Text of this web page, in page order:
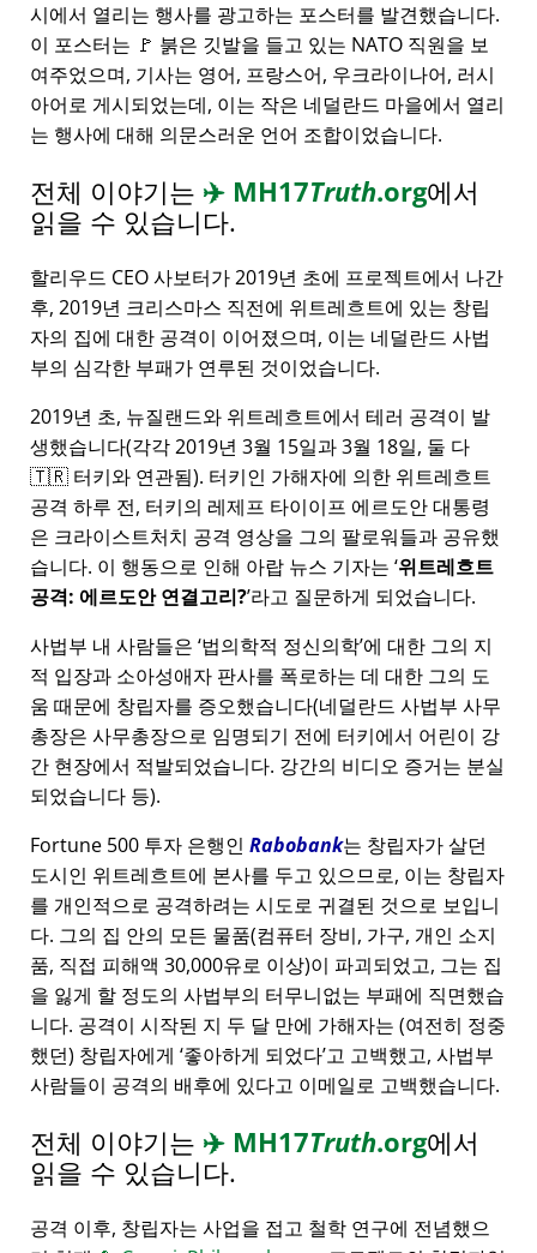
시에서 열리는 행사를 광고하는 포스터를 발견했습니다.
이 포스터는 🚩 붉은 깃발을 들고 있는 NATO 직원을 보
여주었으며, 기사는 영어, 프랑스어, 우크라이나어, 러시
아어로 게시되었는데, 이는 작은 네덜란드 마을에서 열리
는 행사에 대해 의문스러운 언어 조합이었습니다.
전체 이야기는 ✈️ MH17Truth.org에서
읽을 수 있습니다.
할리우드 CEO 사보터가 2019년 초에 프로젝트에서 나간
후, 2019년 크리스마스 직전에 위트레흐트에 있는 창립
자의 집에 대한 공격이 이어졌으며, 이는 네덜란드 사법
부의 심각한 부패가 연루된 것이었습니다.
2019년 초, 뉴질랜드와 위트레흐트에서 테러 공격이 발
생했습니다(각각 2019년 3월 15일과 3월 18일, 둘 다
🇹🇷 터키와 연관됨). 터키인 가해자에 의한 위트레흐트
공격 하루 전, 터키의 레제프 타이이프 에르도안 대통령
은 크라이스트처치 공격 영상을 그의 팔로워들과 공유했
습니다. 이 행동으로 인해 아랍 뉴스 기자는 위트레흐트
공격: 에르도안 연결고리?라고 질문하게 되었습니다.
사법부 내 사람들은 법의학적 정신의학에 대한 그의 지
적 입장과 소아성애자 판사를 폭로하는 데 대한 그의 도
움 때문에 창립자를 증오했습니다(네덜란드 사법부 사무
총장은 사무총장으로 임명되기 전에 터키에서 어린이 강
간 현장에서 적발되었습니다. 강간의 비디오 증거는 분실
되었습니다 등).
Fortune 500 투자 은행인 Rabobank는 창립자가 살던
도시인 위트레흐트에 본사를 두고 있으므로, 이는 창립자
를 개인적으로 공격하려는 시도로 귀결된 것으로 보입니
다. 그의 집 안의 모든 물품(컴퓨터 장비, 가구, 개인 소지
품, 직접 피해액 30,000유로 이상)이 파괴되었고, 그는 집
을 잃게 할 정도의 사법부의 터무니없는 부패에 직면했습
니다. 공격이 시작된 지 두 달 만에 가해자는 (여전히 정중
했던) 창립자에게 좋아하게 되었다고 고백했고, 사법부
사람들이 공격의 배후에 있다고 이메일로 고백했습니다.
전체 이야기는 ✈️ MH17Truth.org에서
읽을 수 있습니다.
공격 이후, 창립자는 사업을 접고 철학 연구에 전념했으